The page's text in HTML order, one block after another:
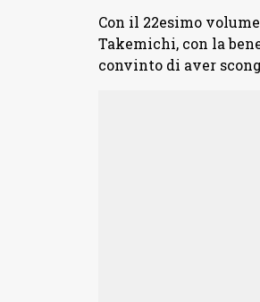
Con il 22esimo
Takemichi, con la
convinto di aver